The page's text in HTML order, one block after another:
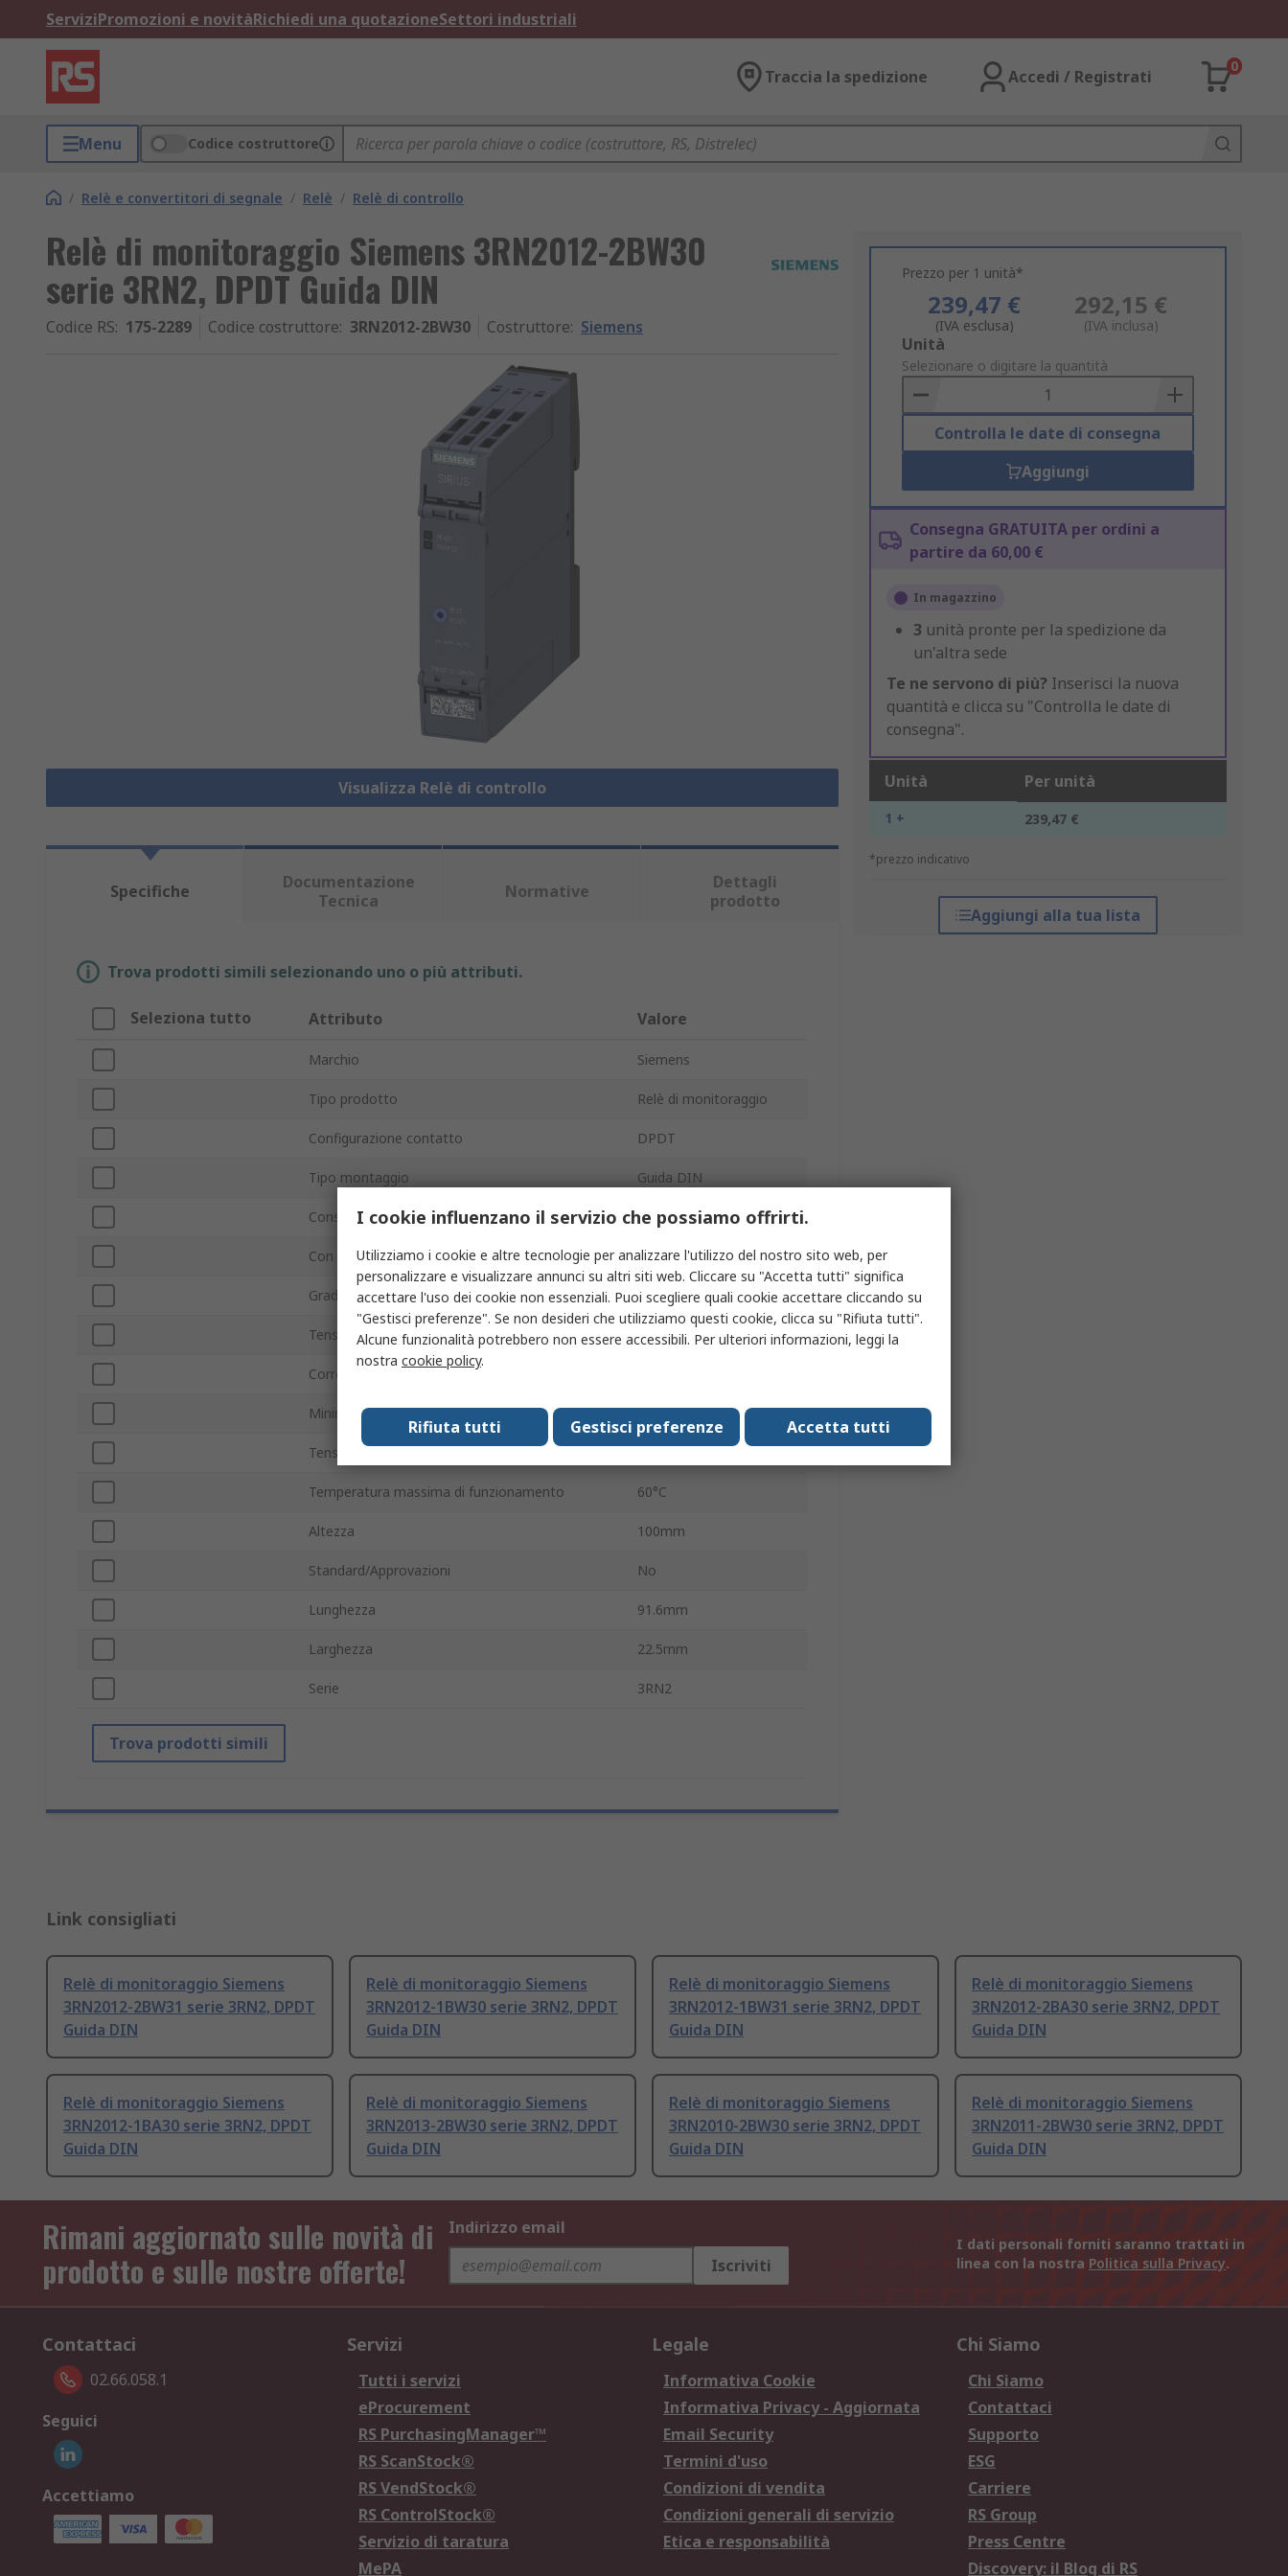
ServiziPromozioni e novitàRichiedi una quotazioneSettori industriali
Traccia la spedizione Accedi / Registrati
0
Menu Codice costruttore
/ Relè e convertitori di segnale / Relè / Relè di controllo
Relè di monitoraggio Siemens 3RN2012-2BW30
serie 3RN2, DPDT Guida DIN
Codice RS: 175-2289 Codice costruttore: 3RN2012-2BW30 Costruttore: Siemens
Visualizza Relè di controllo
Prezzo per 1 unità*
239,47 €
(IVA esclusa)
292,15 €
(IVA inclusa)
Add
to
Basket
Unità
Selezionare o digitare la quantità
Controlla le date di consegna
Aggiungi
Consegna GRATUITA per ordini a
partire da 60,00 €
In magazzino
3 unità pronte per la spedizione da
un'altra sede
Te ne servono di più? Inserisci la nuova
quantità e clicca su "Controlla le date di
consegna".
Unità Per unità
1 + 239,47 €
*prezzo indicativo
Aggiungi alla tua lista
Specifiche
Documentazione
Tecnica
Normative
Dettagli
prodotto
Trova prodotti simili selezionando uno o più attributi.
Seleziona tutto Attributo Valore
Marchio Siemens
Tipo prodotto Relè di monitoraggio
Configurazione contatto DPDT
Tipo montaggio Guida DIN
Consumo energetico 1.7W
Con terminazione/senza terminazione Morsetto a molla
Grado IP IP20
Tensione c.c. di alimentazione 0 V ac
Corrente di contatto
Minima temperatura operativa -25°C
Tensione c.a. di alimentazione
Temperatura massima di funzionamento 60°C
Altezza 100mm
Standard/Approvazioni No
Lunghezza 91.6mm
Larghezza 22.5mm
Serie 3RN2
Trova prodotti simili
Link consigliati
Relè di monitoraggio Siemens
3RN2012-2BW31 serie 3RN2, DPDT
Guida DIN
Relè di monitoraggio Siemens
3RN2012-1BW30 serie 3RN2, DPDT
Guida DIN
Relè di monitoraggio Siemens
3RN2012-1BW31 serie 3RN2, DPDT
Guida DIN
Relè di monitoraggio Siemens
3RN2012-2BA30 serie 3RN2, DPDT
Guida DIN
Relè di monitoraggio Siemens
3RN2012-1BA30 serie 3RN2, DPDT
Guida DIN
Relè di monitoraggio Siemens
3RN2013-2BW30 serie 3RN2, DPDT
Guida DIN
Relè di monitoraggio Siemens
3RN2010-2BW30 serie 3RN2, DPDT
Guida DIN
Relè di monitoraggio Siemens
3RN2011-2BW30 serie 3RN2, DPDT
Guida DIN
Rimani aggiornato sulle novità di
prodotto e sulle nostre offerte!
Indirizzo email
Iscriviti
I dati personali forniti saranno trattati in
linea con la nostra Politica sulla Privacy.
Contattaci
02.66.058.1
Seguici
Accettiamo
Servizi
Tutti i servizi
eProcurement
RS PurchasingManager™
RS ScanStock®
RS VendStock®
RS ControlStock®
Servizio di taratura
MePA
Legale
Informativa Cookie
Informativa Privacy - Aggiornata
Email Security
Termini d'uso
Condizioni di vendita
Condizioni generali di servizio
Etica e responsabilità
Chi Siamo
Chi Siamo
Contattaci
Supporto
ESG
Carriere
RS Group
Press Centre
Discovery: il Blog di RS
I cookie influenzano il servizio che possiamo offrirti.
Utilizziamo i cookie e altre tecnologie per analizzare l'utilizzo del nostro sito web, per
personalizzare e visualizzare annunci su altri siti web. Cliccare su "Accetta tutti" significa
accettare l'uso dei cookie non essenziali. Puoi scegliere quali cookie accettare cliccando su
"Gestisci preferenze". Se non desideri che utilizziamo questi cookie, clicca su "Rifiuta tutti".
Alcune funzionalità potrebbero non essere accessibili. Per ulteriori informazioni, leggi la
nostra cookie policy.
Accetta tutti
Gestisci preferenze
Rifiuta tutti